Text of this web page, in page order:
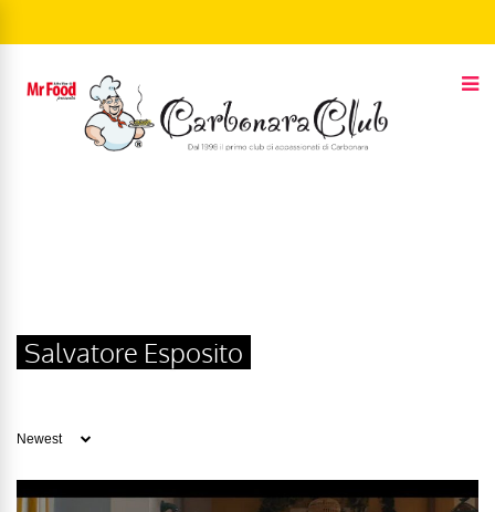
Salvatore Esposito